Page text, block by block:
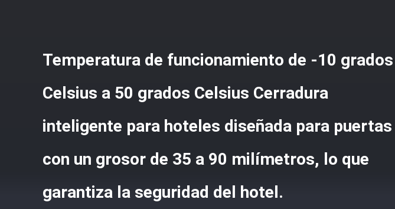
Temperatura de funcionamiento de -10 grados
Celsius a 50 grados Celsius Cerradura
inteligente para hoteles diseñada para puertas
con un grosor de 35 a 90 milímetros, lo que
garantiza la seguridad del hotel.